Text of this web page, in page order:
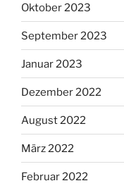
Oktober 2023
September 2023
Januar 2023
Dezember 2022
August 2022
März 2022
Februar 2022